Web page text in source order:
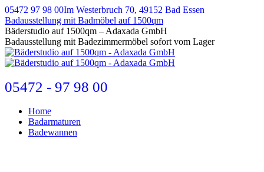
Zum
Inhalt
springen
05472 97 98 00Im Westerbruch 70, 49152 Bad Essen
Badausstellung mit Badmöbel auf 1500qm
E-
Mail
page
opens
new
window
Bäderstudio auf 1500qm – Adaxada GmbH
Badausstellung mit Badezimmermöbel sofort vom Lager
05472 - 97 98 00
Home
Badarmaturen
Badewannen